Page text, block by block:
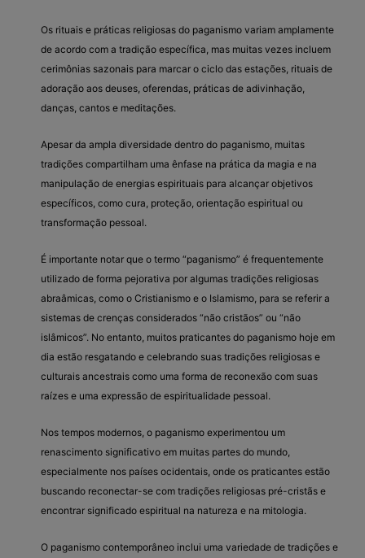
Os rituais e práticas religiosas do paganismo variam amplamente
de acordo com a tradição específica, mas muitas vezes incluem
cerimônias sazonais para marcar o ciclo das estações, rituais de
adoração aos deuses, oferendas, práticas de adivinhação,
danças, cantos e meditações.
Apesar da ampla diversidade dentro do paganismo, muitas
tradições compartilham uma ênfase na prática da magia e na
manipulação de energias espirituais para alcançar objetivos
específicos, como cura, proteção, orientação espiritual ou
transformação pessoal.
É importante notar que o termo “paganismo” é frequentemente
utilizado de forma pejorativa por algumas tradições religiosas
abraâmicas, como o Cristianismo e o Islamismo, para se referir a
sistemas de crenças considerados “não cristãos” ou “não
islâmicos”. No entanto, muitos praticantes do paganismo hoje em
dia estão resgatando e celebrando suas tradições religiosas e
culturais ancestrais como uma forma de reconexão com suas
raízes e uma expressão de espiritualidade pessoal.
Nos tempos modernos, o paganismo experimentou um
renascimento significativo em muitas partes do mundo,
especialmente nos países ocidentais, onde os praticantes estão
buscando reconectar-se com tradições religiosas pré-cristãs e
encontrar significado espiritual na natureza e na mitologia.
O paganismo contemporâneo inclui uma variedade de tradições e